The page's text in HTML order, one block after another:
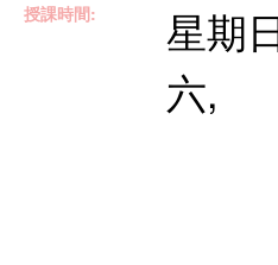
授課時間:
星期
六,